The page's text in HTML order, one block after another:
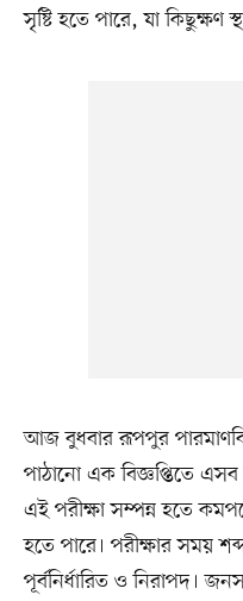
সৃষ্টি হতে পারে, যা কিছুক্ষণ
আজ বুধবার রূপপুর পারমাণবিক
পাঠানো এক বিজ্ঞপ্তিতে
এই পরীক্ষা সম্পন্ন হতে
হতে পারে। পরীক্ষার সময়
পূর্বনির্ধারিত ও নিরাপদ।